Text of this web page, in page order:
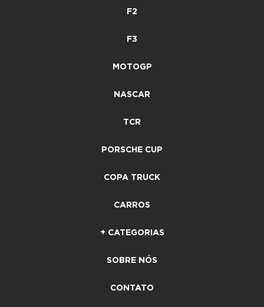
F2
F3
MOTOGP
NASCAR
TCR
PORSCHE CUP
COPA TRUCK
CARROS
+ CATEGORIAS
SOBRE NÓS
CONTATO